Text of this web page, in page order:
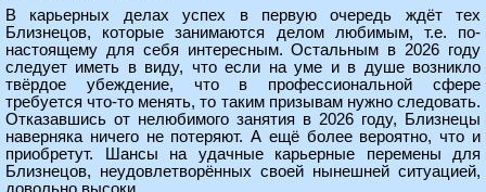
В карьерных делах успех в первую очередь ждёт тех
Близнецов, которые занимаются делом любимым, т.е. по-
настоящему для себя интересным. Остальным в 2026 году
следует иметь в виду, что если на уме и в душе возникло
твёрдое убеждение, что в профессиональной сфере
требуется что-то менять, то таким призывам нужно следовать.
Отказавшись от нелюбимого занятия в 2026 году, Близнецы
наверняка ничего не потеряют. А ещё более вероятно, что и
приобретут. Шансы на удачные карьерные перемены для
Близнецов, неудовлетворённых своей нынешней ситуацией,